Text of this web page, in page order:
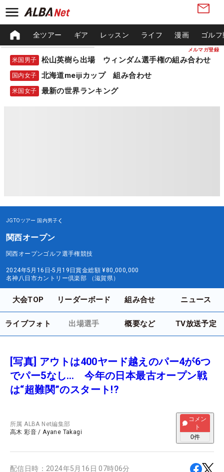
メルマガ登録
全ツアー ギア レッスン ライフ 漫画 ゴル
米国男子 松山英樹ら出場 ウィンダム選手権の組み合わせ
国内女子 北海道meijiカップ 組み合わせ
米国女子 最新の世界ランキング
JGTOツアー 国内男子
関西オープン
関西オープンゴルフ選手権競技
2024年5月16日-5月19日賞金総額 ¥80,000,000
名神八日市カントリー倶楽部 （滋賀県）
大会TOP リーダーボード 組み合せ ニュース
ライブフォト 出場選手 概要など TV放送予定
[写真] アウトは400ヤード越えのパー4が6つ
でパー5なし… 今年の日本最古オープン戦
は“超難関”のスタート!?
所属ALBA Net編集部
高木 彩音 /Ayane Takagi
コメン
ト
0件
配信日時： 2024年5月16日 07時06分